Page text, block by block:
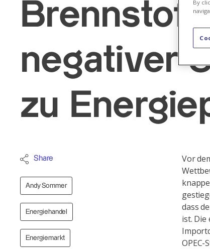
negativer
zu
Share
Andy Sommer
Energiehandel
Energiemarkt
Vor
dass
ist.
By